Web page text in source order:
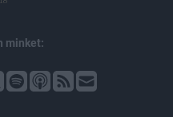
minket: